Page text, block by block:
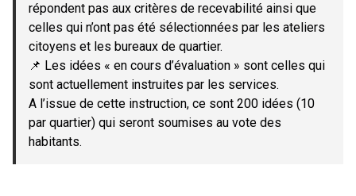
répondent pas aux critères de recevabilité ainsi que
celles qui n’ont pas été sélectionnées par les ateliers
citoyens et les bureaux de quartier.
📌 Les idées « en cours d’évaluation » sont celles qui
sont actuellement instruites par les services.
A l’issue de cette instruction, ce sont 200 idées (10
par quartier) qui seront soumises au vote des
habitants.